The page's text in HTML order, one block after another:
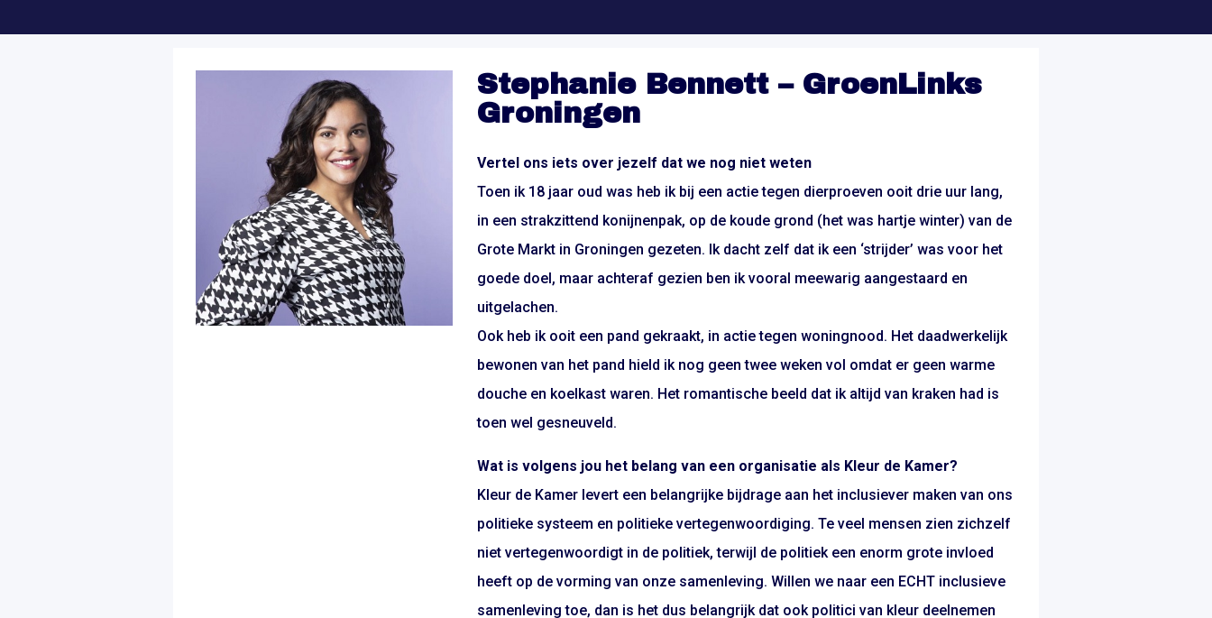
Stephanie Bennett – GroenLinks
Groningen
Vertel ons iets over jezelf dat we nog niet weten
Toen ik 18 jaar oud was heb ik bij een actie tegen dierproeven ooit drie uur lang,
in een strakzittend konijnenpak, op de koude grond (het was hartje winter) van de
Grote Markt in Groningen gezeten. Ik dacht zelf dat ik een ‘strijder’ was voor het
goede doel, maar achteraf gezien ben ik vooral meewarig aangestaard en
uitgelachen.
Ook heb ik ooit een pand gekraakt, in actie tegen woningnood. Het daadwerkelijk
bewonen van het pand hield ik nog geen twee weken vol omdat er geen warme
douche en koelkast waren. Het romantische beeld dat ik altijd van kraken had is
toen wel gesneuveld.
Wat is volgens jou het belang van een organisatie als Kleur de Kamer?
Kleur de Kamer levert een belangrijke bijdrage aan het inclusiever maken van ons
politieke systeem en politieke vertegenwoordiging. Te veel mensen zien zichzelf
niet vertegenwoordigt in de politiek, terwijl de politiek een enorm grote invloed
heeft op de vorming van onze samenleving. Willen we naar een ECHT inclusieve
samenleving toe, dan is het dus belangrijk dat ook politici van kleur deelnemen